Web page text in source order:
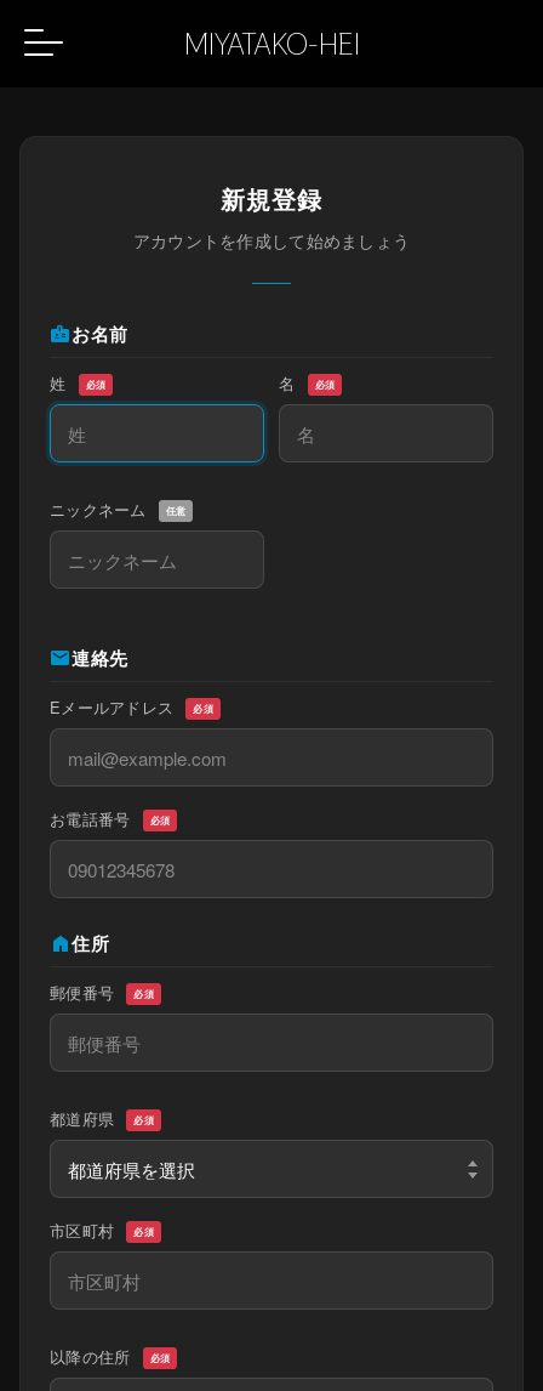
MIYATAKO-HEI
新規登録
アカウントを作成して始めましょう
badgeお名前
姓 必須 名 必須
ニックネーム 任意
mail連絡先
Eメールアドレス 必須
お電話番号 必須
home住所
郵便番号 必須
都道府県 必須
市区町村 必須
以降の住所 必須